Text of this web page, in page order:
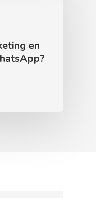
en